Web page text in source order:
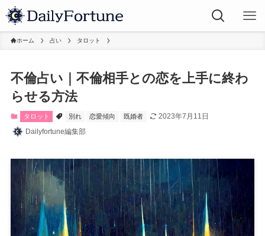
ホーム 占い タロット
不倫占い｜不倫相手との恋を上手に終わ
らせる方法
タロット 別れ 恋愛傾向 既婚者
2023年7月11日
Dailyfortune編集部